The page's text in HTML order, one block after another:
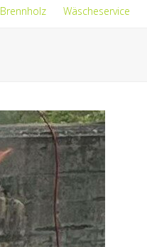
Brennholz Wäscheservice